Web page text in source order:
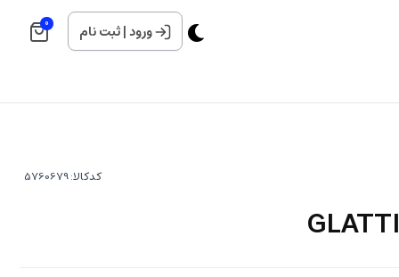
ورود|ثبت نام 0
کدکالا: